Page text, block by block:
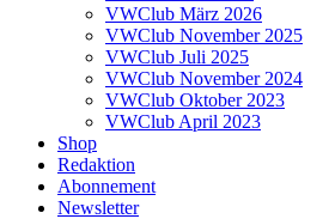
VWClub März 2026
VWClub November 2025
VWClub Juli 2025
VWClub November 2024
VWClub Oktober 2023
VWClub April 2023
Shop
Redaktion
Abonnement
Newsletter